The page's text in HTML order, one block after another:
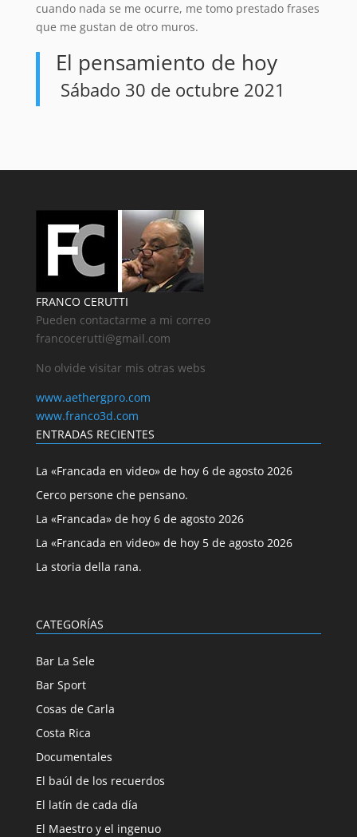
cuando nada se me ocurre, me tomo prestado frases
que me gustan de otro muros.
El pensamiento de hoy
Sábado 30 de octubre 2021
FRANCO CERUTTI
Pueden contactarme a mi correo
francocerutti@gmail.com
No olvide visitar mis otras webs
www.aethergpro.com
www.franco3d.com
ENTRADAS RECIENTES
La «Francada en video» de hoy 6 de agosto 2026
Cerco persone che pensano.
La «Francada» de hoy 6 de agosto 2026
La «Francada en video» de hoy 5 de agosto 2026
La storia della rana.
CATEGORÍAS
Bar La Sele
Bar Sport
Cosas de Carla
Costa Rica
Documentales
El baúl de los recuerdos
El latín de cada día
El Maestro y el ingenuo